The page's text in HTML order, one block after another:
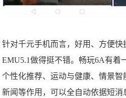
针对千元手机而言，好用、方便
EMU5.1做得挺不错。畅玩6A有着
个性化推荐、运动与健康、情景
新闻等作用，可以全自动依据短消